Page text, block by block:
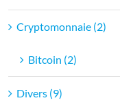
Cryptomonnaie (2)
Bitcoin (2)
Divers (9)